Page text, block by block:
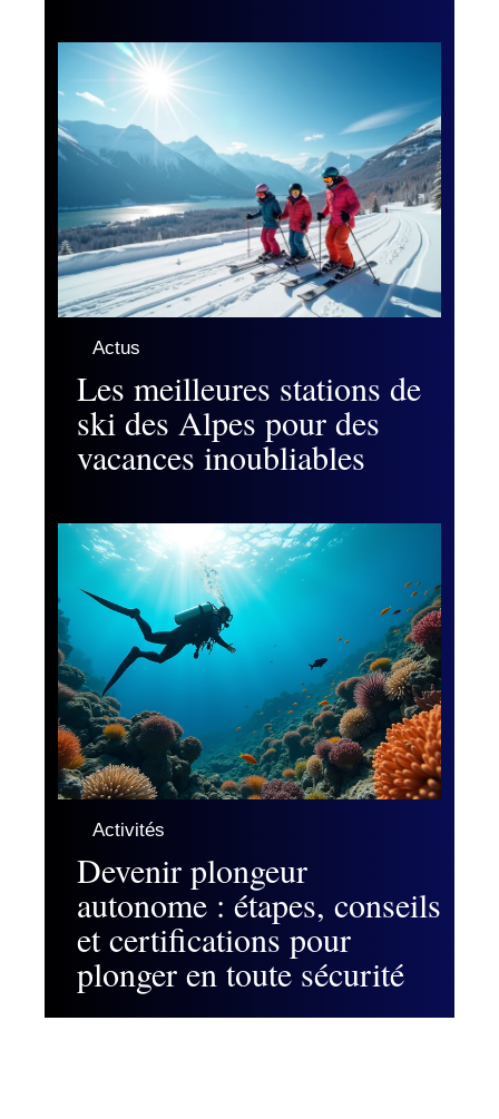
Actus
Les meilleures stations de
ski des Alpes pour des
vacances inoubliables
Activités
Devenir plongeur
autonome : étapes, conseils
et certifications pour
plonger en toute sécurité